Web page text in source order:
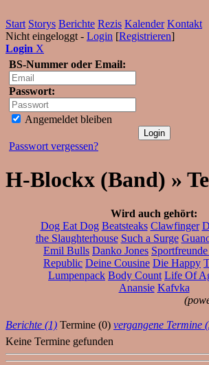
Start Storys Berichte Rezis Kalender Kontakt
Nicht eingeloggt - Login [Registrieren]
Login X
BS-Nummer oder Email:
Passwort:
Angemeldet bleiben
Passwort vergessen?
H-Blockx (Band) »
Wird auch gehört:
Dog Eat Dog Beatsteaks Clawfinger
the Slaughterhouse Such a Surge
Emil Bulls Danko Jones
Republic Deine Cousine Die Happy
Lumpenpack Body Count Life Of
Anansie Kafvka
Berichte (1) Termine (0) vergangene Termine
Keine Termine gefunden